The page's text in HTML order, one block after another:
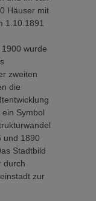
Häuser mit
1.10.1891
wurde
zweiten
die
Sym­bol
und 1890
Stadtbild
durch
zur